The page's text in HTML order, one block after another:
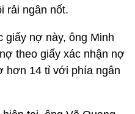
rải ngân nốt.
giấy nợ này, ông Minh
theo giấy xác nhận nợ
hơn 14 tỉ với phía ngân